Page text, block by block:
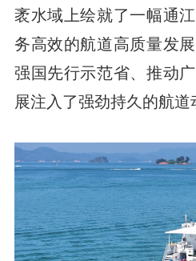
袤水域上绘就了一幅通
务高效的航道高质量发
强国先行示范省、推动
展注入了强劲持久的航道